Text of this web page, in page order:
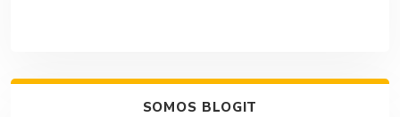
SOMOS BLOGIT